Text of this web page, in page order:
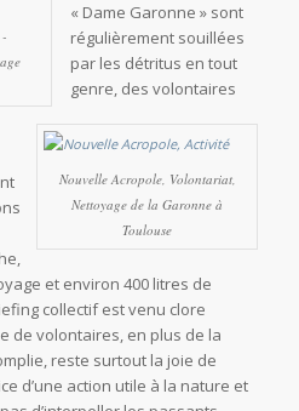
Nouvelle Acropole, Volontariat,
Nettoyage de la Garonne à
Toulouse
« Dame Garonne » sont
régulièrement souillées
par les détritus en tout
genre, des volontaires
et environ 400 litres de
collectif est venu clore
de volontaires, en plus de la
reste surtout la joie de
d’une action utile à la nature et